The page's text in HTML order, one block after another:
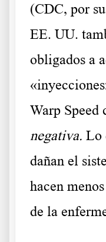
(CDC, por
EE. UU.
obligados a
Warp Speed
negativa. Lo
dañan el
hacen
de la